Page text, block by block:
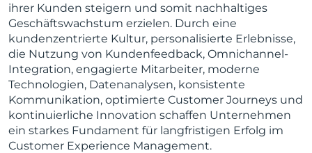
ihrer Kunden steigern und somit nachhaltiges
Geschäftswachstum erzielen. Durch eine
kundenzentrierte Kultur, personalisierte Erlebnisse,
die Nutzung von Kundenfeedback, Omnichannel-
Integration, engagierte Mitarbeiter, moderne
Technologien, Datenanalysen, konsistente
Kommunikation, optimierte Customer Journeys und
kontinuierliche Innovation schaffen Unternehmen
ein starkes Fundament für langfristigen Erfolg im
Customer Experience Management.